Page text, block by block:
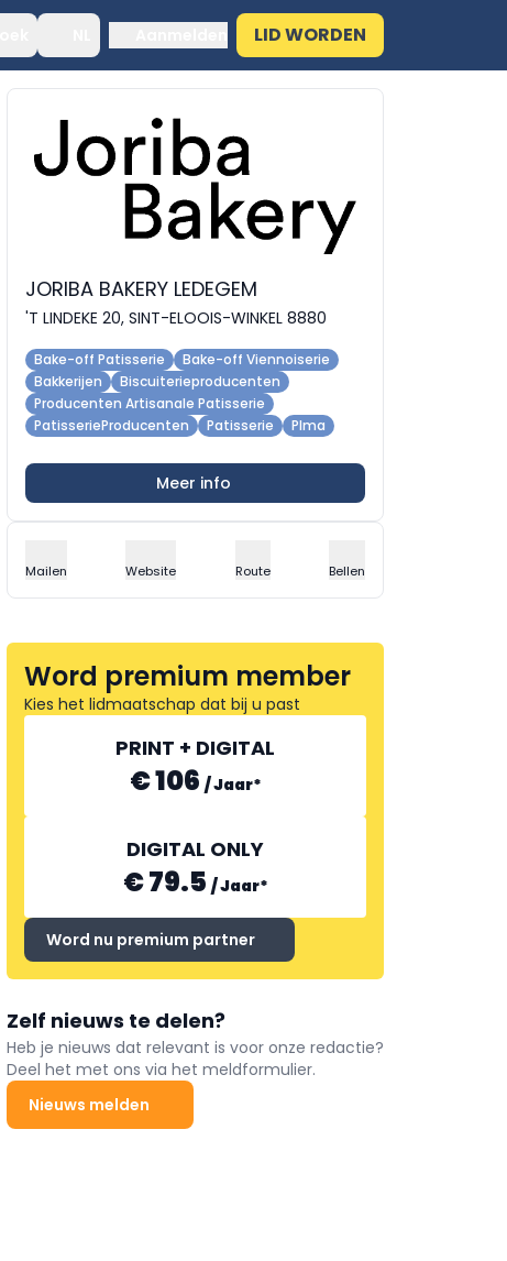
LID WORDEN
JORIBA BAKERY LEDEGEM
'T LINDEKE 20, SINT-ELOOIS-WINKEL 8880
Bake-off Patisserie
Bake-off Viennoiserie
Bakkerijen
Biscuiterieproducenten
Producenten Artisanale Patisserie
PatisserieProducenten
Patisserie Plma
Meer info
Mailen Website Route Bellen
Word premium member
Kies het lidmaatschap dat bij u past
PRINT + DIGITAL
€ 106 /Jaar*
DIGITAL ONLY
€ 79.5 /Jaar*
Word nu premium partner
Zelf nieuws te delen?
Heb je nieuws dat relevant is voor onze redactie?
Deel het met ons via het meldformulier.
Nieuws melden